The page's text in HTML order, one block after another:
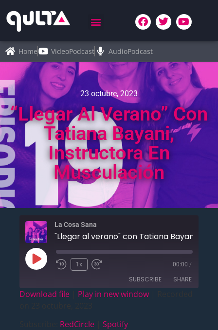
Home VideoPodcast AudioPodcast
23 octubre, 2023
“Llegar Al Verano” Con
Tatiana Bayani,
Instructora En
Musculación
La Cosa Sana
1x 00:00 /
SUBSCRIBE SHARE
Download file Play in new window
RedCircle Spotify